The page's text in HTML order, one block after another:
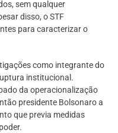
sem qualquer
disso, o STF
para caracterizar o
como integrante do
institucional.
da operacionalização
presidente Bolsonaro a
que previa medidas